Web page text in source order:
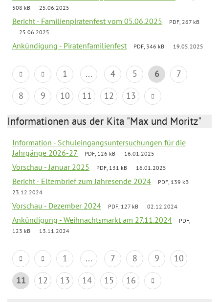
508 kB
25.06.2025
Bericht - Familienpiratenfest vom 05.06.2025
PDF, 267 kB
25.06.2025
Ankündigung - Piratenfamilienfest PDF, 346 kB 19.05.2025
1 ... 4 5 6
7
8
9 10 11 12 13
Informationen aus der Kita "Max und Moritz"
Information - Schuleingangsuntersuchungen für die
Jahrgänge 2026-27
PDF, 126 kB 16.01.2025
Vorschau - Januar 2025 PDF, 131 kB 16.01.2025
Bericht - Elternbrief zum Jahresende 2024
PDF, 139 kB
23.12.2024
Vorschau - Dezember 2024 PDF, 127 kB 02.12.2024
Ankündigung - Weihnachtsmarkt am 27.11.2024
PDF,
123 kB
13.11.2024
1 ... 7 8 9
10
11
12 13 14 15 16